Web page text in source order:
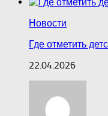
Новости
Где отметить
22.04.2026